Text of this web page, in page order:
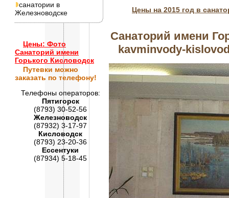
санатории в
Железноводске
Цены: Фото
Санаторий имени
Горького Кисловодск
Путевки можно
заказать по телефону!
Телефоны операторов:
Пятигорск
(8793) 30-52-56
Железноводск
(87932) 3-17-97
Кисловодск
(8793) 23-20-36
Ессентуки
(87934) 5-18-45
Цены на 2015 год в
Санаторий имени
kavminvody-